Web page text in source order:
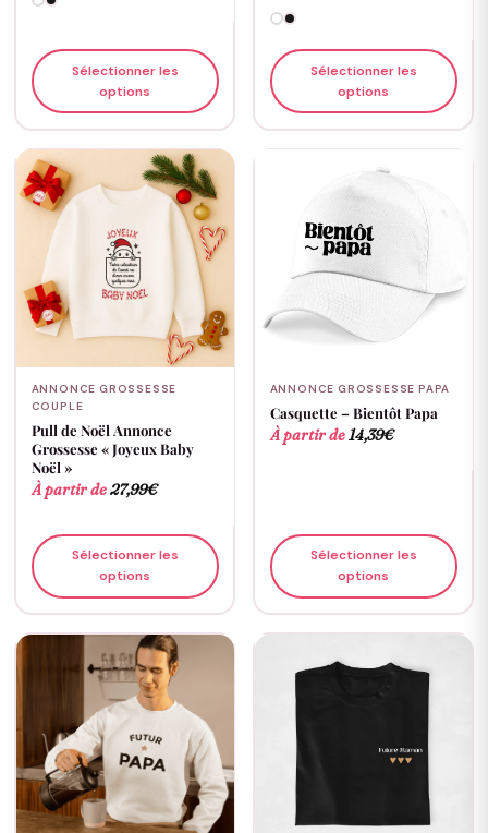
Sélectionner les
options
Sélectionner les
options
ANNONCE GROSSESSE
COUPLE
Pull de Noël Annonce
Grossesse « Joyeux Baby
Noël »
À partir de27,99€
Sélectionner les
options
ANNONCE GROSSESSE PAPA
Casquette – Bientôt Papa
À partir de14,39€
Sélectionner les
options